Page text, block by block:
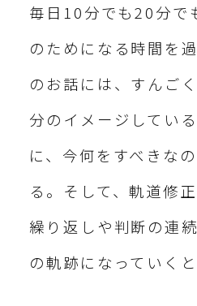
毎日10分でも20分で
のためになる時間を
のお話には、すんご
分のイメージしてい
に、今何をすべきな
る。そして、軌道修
繰り返しや判断の連
の軌跡になっていく